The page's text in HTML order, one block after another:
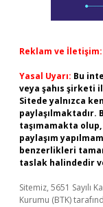
Reklam ve İletişim:
Yasal Uyarı: Bu
veya şahıs şirketi
Sitede yalnızca
taşımamakta
paylaşım
benzerlikleri
taslak halindedir
Sitemiz, 5651 Sayılı
Kurumu (BTK)